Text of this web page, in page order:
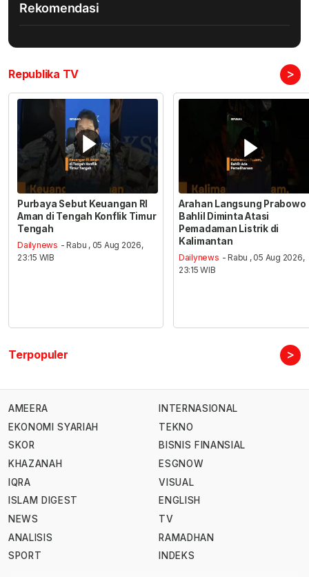
Rekomendasi
Republika TV >
Purbaya Sebut Keuangan RI
Aman di Tengah Konflik Timur
Tengah
Dailynews - Rabu , 05 Aug 2026,
23:15 WIB
Arahan Langsung Prabowo
Bahlil Diminta Atasi
Pemadaman Listrik di
Kalimantan
Dailynews - Rabu , 05 Aug 2026,
23:15 WIB
Terpopuler >
AMEERA
EKONOMI SYARIAH
SKOR
KHAZANAH
IQRA
ISLAM DIGEST
NEWS
ANALISIS
SPORT
INTERNASIONAL
TEKNO
BISNIS FINANSIAL
ESGNOW
VISUAL
ENGLISH
TV
RAMADHAN
INDEKS